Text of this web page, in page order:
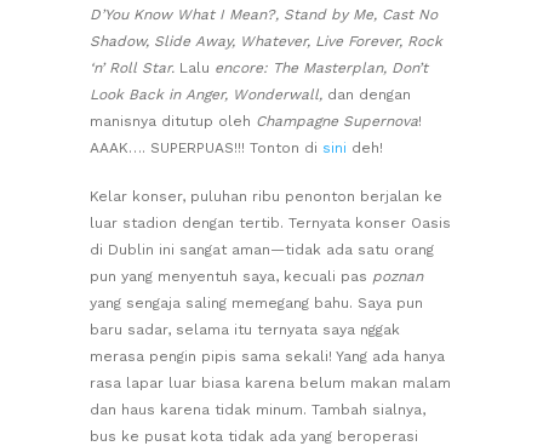
D’You Know What I Mean?, Stand by Me, Cast No
Shadow, Slide Away, Whatever, Live Forever, Rock
‘n’ Roll Star. Lalu encore: The Masterplan, Don’t
Look Back in Anger, Wonderwall, dan dengan
manisnya ditutup oleh Champagne Supernova!
AAAK…. SUPERPUAS!!! Tonton di sini deh!
Kelar konser, puluhan ribu penonton berjalan ke
luar stadion dengan tertib. Ternyata konser Oasis
di Dublin ini sangat aman—tidak ada satu orang
pun yang menyentuh saya, kecuali pas poznan
yang sengaja saling memegang bahu. Saya pun
baru sadar, selama itu ternyata saya nggak
merasa pengin pipis sama sekali! Yang ada hanya
rasa lapar luar biasa karena belum makan malam
dan haus karena tidak minum. Tambah sialnya,
bus ke pusat kota tidak ada yang beroperasi